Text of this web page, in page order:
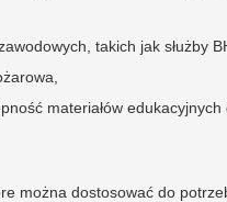
takich jak służby
materiałów
można dostosować do